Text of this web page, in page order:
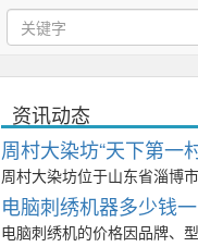
资讯动态
周村大染坊“天下第一
周村大染坊位于山东省淄博
电脑刺绣机器多少钱
电脑刺绣机的价格因品牌、